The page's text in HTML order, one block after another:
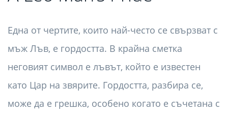
Една от чертите, които най-често се свързват с
мъж Лъв, е гордостта. В крайна сметка
неговият символ е лъвът, който е известен
като Цар на звярите. Гордостта, разбира се,
може да е грешка, особено когато е съчетана с